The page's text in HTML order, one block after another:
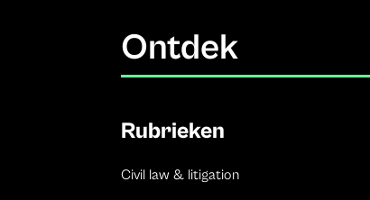
Ontdek
Rubrieken
Civil law & litigation